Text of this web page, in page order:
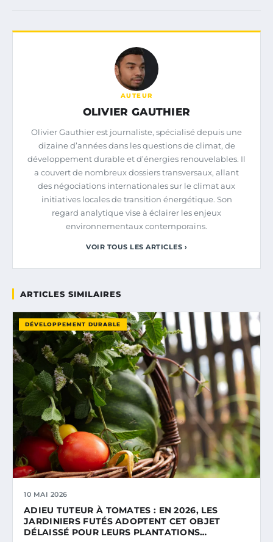
AUTEUR
OLIVIER GAUTHIER
Olivier Gauthier est journaliste, spécialisé depuis une
dizaine d’années dans les questions de climat, de
développement durable et d’énergies renouvelables. Il
a couvert de nombreux dossiers transversaux, allant
des négociations internationales sur le climat aux
initiatives locales de transition énergétique. Son
regard analytique vise à éclairer les enjeux
environnementaux contemporains.
VOIR TOUS LES ARTICLES ›
ARTICLES SIMILAIRES
DÉVELOPPEMENT DURABLE
10 MAI 2026
ADIEU TUTEUR À TOMATES : EN 2026, LES
JARDINIERS FUTÉS ADOPTENT CET OBJET
DÉLAISSÉ POUR LEURS PLANTATIONS…